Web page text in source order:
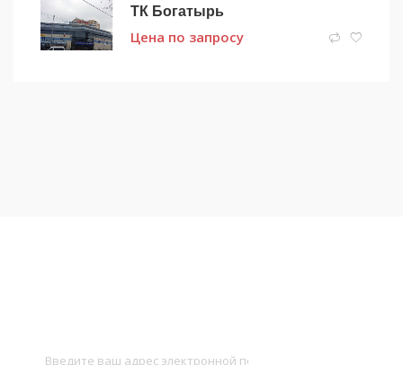
ТК Богатырь
Цена по запросу